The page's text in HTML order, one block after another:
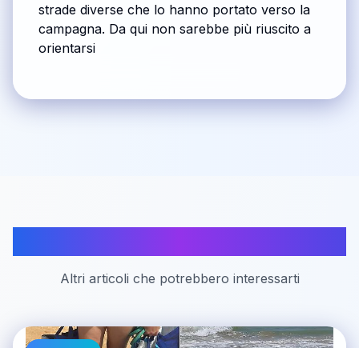
strade diverse che lo hanno portato verso la
campagna. Da qui non sarebbe più riuscito a
orientarsi
Altri articoli che potrebbero interessarti